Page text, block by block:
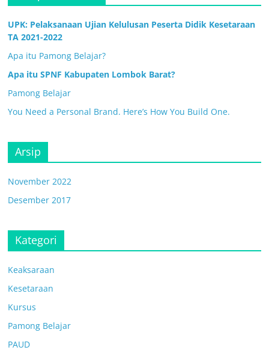
UPK: Pelaksanaan Ujian Kelulusan Peserta Didik Kesetaraan
TA 2021-2022
Apa itu Pamong Belajar?
Apa itu SPNF Kabupaten Lombok Barat?
Pamong Belajar
You Need a Personal Brand. Here’s How You Build One.
Arsip
November 2022
Desember 2017
Kategori
Keaksaraan
Kesetaraan
Kursus
Pamong Belajar
PAUD